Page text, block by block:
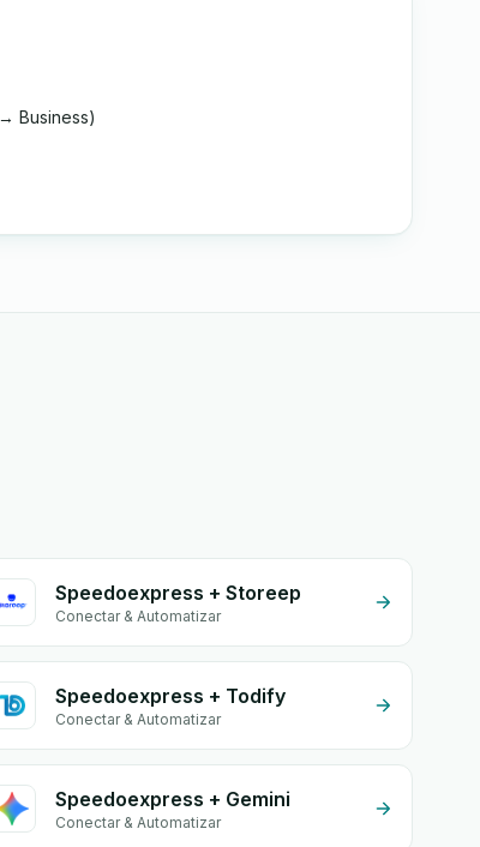
Business)
Speedoexpress + Storeep
Conectar & Automatizar
Speedoexpress + Todify
Conectar & Automatizar
Speedoexpress + Gemini
Conectar & Automatizar